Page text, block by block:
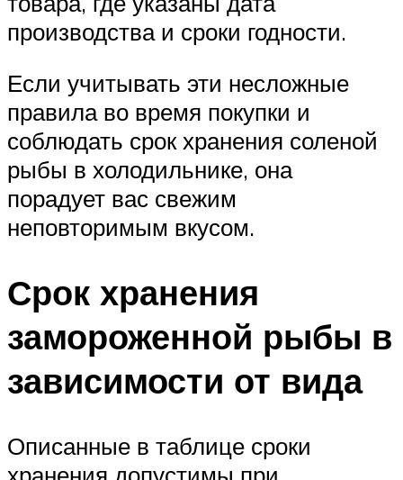
производства и сроки годности.
Если учитывать эти несложные
правила во время покупки и
соблюдать срок хранения соленой
рыбы в холодильнике, она
порадует вас свежим
неповторимым вкусом.
Срок хранения
замороженной рыбы в
зависимости от вида
Описанные в таблице сроки